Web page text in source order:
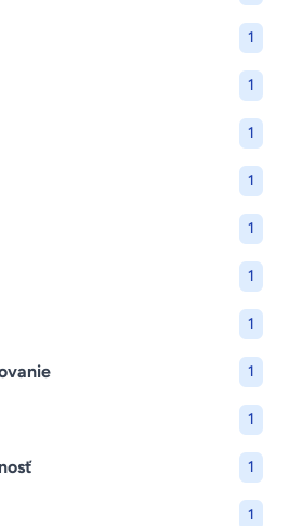
1
1
1
1
1
1
1
1
1
1
1